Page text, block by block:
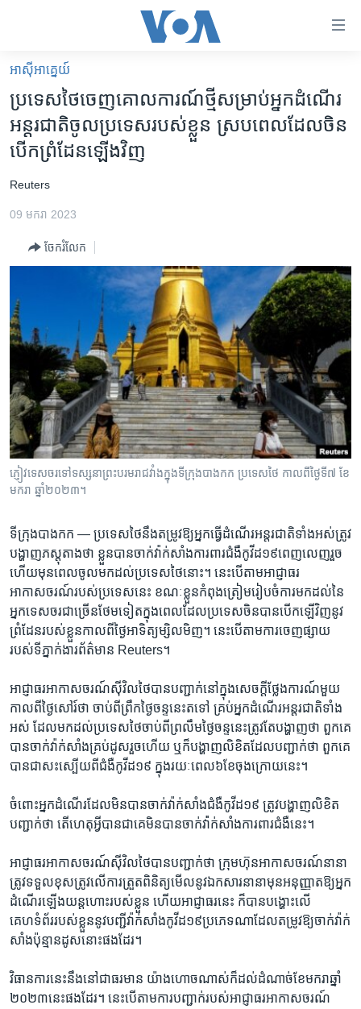
គេហទំព័រ​
ទាក់ទង
រំលង​
និង​
ចូល​
ទំព័រ​
ព័ត៌មាន​​
រំលង​
ចូល​
ទៅ​
ទំព័រ​
សម្ព័ន្ធ​
រំលង​
និង​
ចូល​
ទៅ​
កាន់​
ទំព័រ​
រក
អន្តរជាតិ
អាមេរិក
ព្រឹត្តិការណ៍ព័ត៌មាន
វិទ្យុ / ផតខាសថ៍
កម្មវិធីទាំងអស់
Khmer English
បណ្តាញ​សង្គម
អាស៊ី​អាគ្នេយ៍
ប្រទេស​ថៃ​ចេញ​គោលការណ៍​ថ្មី​សម្រាប់​អ្នកដំណើរ​
អន្តរជាតិ​ចូល​ប្រទេស​របស់​ខ្លួន ស្របពេល​ដែល​ចិន​
បើក​ព្រំដែន​ឡើងវិញ
​Reuters
09 មករា 2023
ចែករំលែក
ភ្ញៀវទេសចរ​ទៅ​ទស្សនា​ព្រះបរមរាជវាំង​ក្នុង​ទីក្រុង​បាងកក ប្រទេស​ថៃ កាលពី​ថ្ងៃទី៧ ខែ
មករា ឆ្នាំ២០២៣។
ទីក្រុងបាងកក — ប្រទេស​ថៃ​នឹងតម្រូវ​ឱ្យអ្នក​ធ្វើ​ដំណើរ​អន្តរជាតិ​ទាំង​អស់​ត្រូវ​
បង្ហាញ​ភស្តុតាង​ថា ​ខ្លួនបាន​ចាក់​វ៉ាក់​សាំង​ការពារ​ជំងឺកូវីដ១៩ពេញលេញ​រួច​
ហើយ​មុន​ពេល​ចូល​មកដល់​ប្រទេសថៃ​នោះ។ នេះ​បើ​តាមអាជ្ញាធរ​
អាកាសចរណ៍​របស់​ប្រទេស​នេះ​ ខណៈខ្លួន​កំពុង​ត្រៀម​រៀបចំការមក​ដល់​នៃ​
អ្នក​ទេសចរ​ជា​ច្រើន​ថែម​ទៀត​ក្នុង​ពេល​ដែល​ប្រទេស​ចិន​បាន​បើក​ឡើវិញ​នូវ​
ព្រំដែនរបស់​ខ្លួន​កាល​ពី​ថ្ងៃ​អាទិត្យ​ម្សិលមិញ។ នេះ​បើ​តាមការ​ចេញ​ផ្សាយ​
របស់​ទី​ភ្នាក់ងារ​ព័ត៌​មាន Reuters។
អាជ្ញាធរ​អាកាស​ចរណ៍​ស៊ីវិល​ថៃបាន​បញ្ជាក់​នៅ​ក្នុង​សេចក្តី​ថ្លែងការណ៍​មួយ
កាល​ពី​ថ្ងៃ​សៅរ៍​ថា​ ចាប់​ពី​ព្រឹក​ថ្ងៃ​ចន្ទ​នេះតទៅ​ គ្រប់​អ្នកដំណើរ​អន្តរជាតិទាំង​
អស់​ ​ដែល​មក​ដល់ប្រទេសថៃ​ចាប់​ពី​ព្រលឹម​ថ្ងៃ​ចន្ទ​នេះ​ត្រូវ​តែ​បង្ហាញថា​ ពួក​គេ​
បាន​ចាក់វ៉ាក់សាំង​គ្រប់ដូស​រួច​ហើយ ឬក៏​បង្ហាញ​លិខិតដែល​បញ្ជាក់​ថា​ ពួកគេ​
បាន​ជា​សះស្បើយ​ពី​ជំងឺ​កូវីដ១៩ ក្នុង​រយៈពេល៦ខែ​ចុង​ក្រោយ​នេះ។
ចំពោះ​អ្នក​ដំណើរ​ដែល​មិន​បាន​ចាក់​វ៉ាក់សាំង​ជំងឺ​កូវីដ១៩ ត្រូវ​បង្ហាញ​លិខិត​
បញ្ជាក់​ថា​ តើ​ហេតុ​អ្វី​បាន​ជា​គេមិន​បាន​ចាក់វ៉ា់ក់សាំងការពារ​ជំងឺ​នេះ។
អាជ្ញាធរ​អាកាសចរណ៍​ស៊ីវិល​ថៃ​បាន​បញ្ជាក់​ថា ក្រុមហ៊ុន​អាកាសចរណ៍​នានា​
ត្រូវ​ទទួល​ខុសត្រូវលើ​ការត្រួត​ពិនិត្យមើល​នូវ​ឯកសារ​នានា​មុន​អនុញ្ញាត​ឱ្យ​អ្នក​
ដំណើរ​ឡើង​យន្តហោះ​របស់​ខ្លួន​ ហើយ​អាជ្ញាធរ​នេះ​ ក៏បាន​បង្ហោះលើ​
គេហទំព័រ​របស់​ខ្លួន​នូវបញ្ជីវ៉ាក់សាំង​កូវីដ១៩ប្រភេទ​ណា​ដែលតម្រូវ​ឱ្យ​ចាក់វ៉ាក់
សាំង​ប៉ុន្មាន​ដូស​នោះ​ផង​ដែរ។
វិធានការ​នេះ​នឹង​នៅ​ជា​ធរមាន​ យ៉ាងហោចណាស់​ក៏​ដល់​ដំណាច់ខែ​មករាឆ្នាំ​
២០២៣​នេះ​ផង​ដែរ។ នេះបើតាមការ​បញ្ជាក់​របស់​អាជ្ញាធរ​អាកាសចរណ៍​